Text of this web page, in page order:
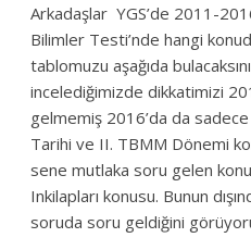
Arkadaşlar YGS’de 2011-
Bilimler Testi’nde hangi
tablomuzu aşağıda
incelediğimizde dikkatimizi
gelmemiş 2016’da da
Tarihi ve II. TBMM Dönemi
sene mutlaka soru gelen
Inkilapları konusu. Bunun
soruda soru geldiğini